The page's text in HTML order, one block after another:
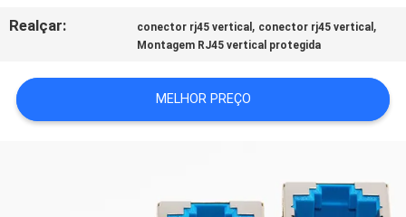
DO
SITE
POLÍTICA
Realçar: conector rj45 vertical , conector rj45 vertical ,
Montagem RJ45 vertical protegida
MELHOR PREÇO